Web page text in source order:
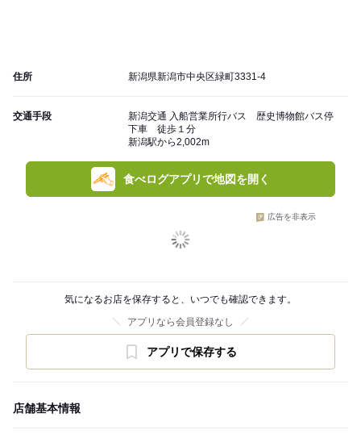
住所 新潟県新潟市中央区緑町3331-4
交通手段
新潟交通 入船営業所行バス 歴史博物館バス停
下車 徒歩１分
新潟駅から2,002m
食べログアプリで地図を開く
広告を非表示
気になるお店を保存すると、いつでも確認できます。
アプリなら会員登録なし
アプリで保存する
店舗基本情報